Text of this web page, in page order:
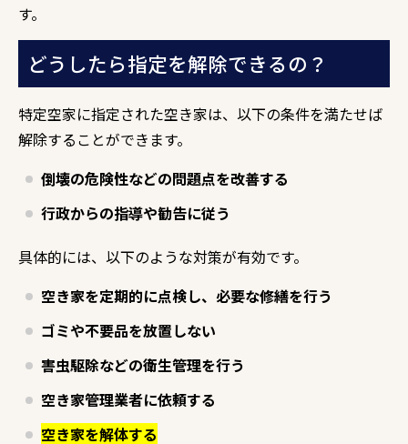
す。
どうしたら指定を解除できるの？
特定空家に指定された空き家は、 以下の条件を満たせば
解除することができます。
倒壊の危険性などの問題点を改善する
行政からの指導や勧告に従う
具体的には、 以下のような対策が有効です。
空き家を定期的に点検し、必要な修繕を行う
ゴミや不要品を放置しない
害虫駆除などの衛生管理を行う
空き家管理業者に依頼する
空き家を解体する